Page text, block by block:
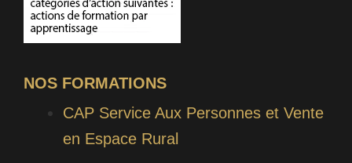
NOS FORMATIONS
CAP Service Aux Personnes et Vente
en Espace Rural